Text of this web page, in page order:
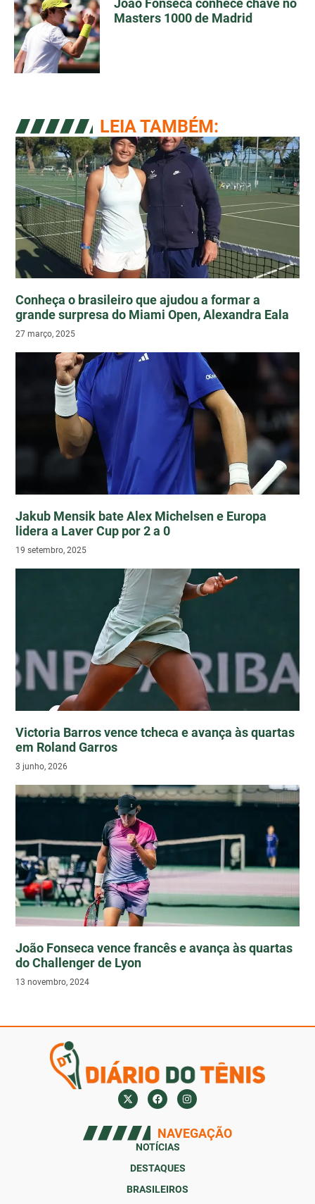
João Fonseca conhece chave no
Masters 1000 de Madrid
LEIA TAMBÉM:
Conheça o brasileiro que ajudou a formar a
grande surpresa do Miami Open, Alexandra Eala
27 março, 2025
Jakub Mensik bate Alex Michelsen e Europa
lidera a Laver Cup por 2 a 0
19 setembro, 2025
Victoria Barros vence tcheca e avança às quartas
em Roland Garros
3 junho, 2026
João Fonseca vence francês e avança às quartas
do Challenger de Lyon
13 novembro, 2024
NAVEGAÇÃO
NOTÍCIAS
DESTAQUES
BRASILEIROS